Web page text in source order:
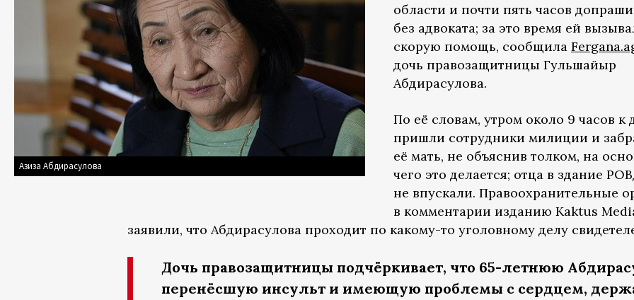
Азиза Абдирасулова
области и почти пять часов
без адвоката; за это время ей
скорую помощь, сообщила
дочь правозащитницы Гульшайыр
Абдирасулова.
По её словам, утром около 9 часов к
пришли сотрудники милиции и
её мать, не объяснив толком, на
чего это делается; отца в здание
не впускали. Правоохранительные
в комментарии изданию Kaktus
заявили, что Абдирасулова проходит по какому-то уголовному делу
Дочь правозащитницы подчёркивает, что 65-летнюю
перенёсшую инсульт и имеющую проблемы с сердцем,